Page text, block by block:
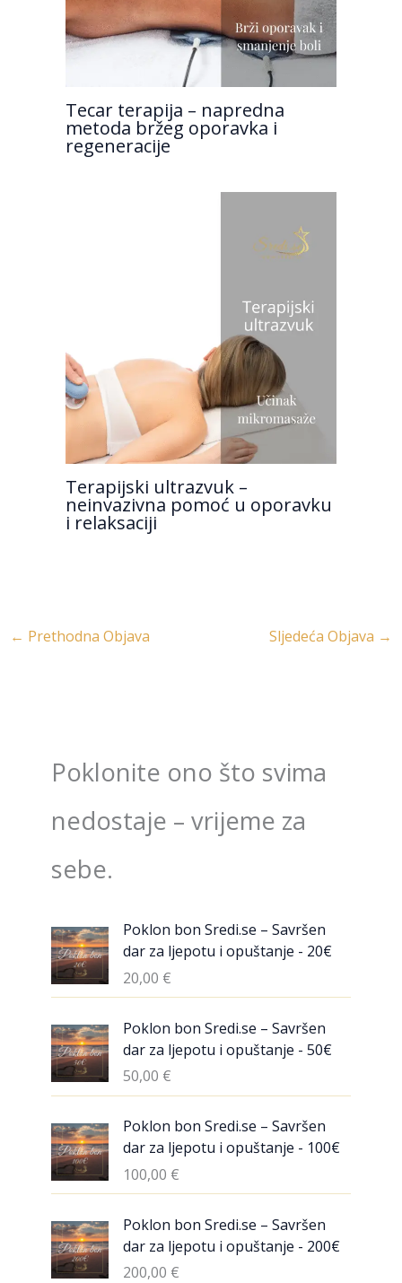
Tecar terapija – napredna
metoda bržeg oporavka i
regeneracije
Terapijski ultrazvuk –
neinvazivna pomoć u oporavku
i relaksaciji
← Prethodna Objava Sljedeća Objava →
Poklonite ono što svima
nedostaje – vrijeme za
sebe.
Poklon bon Sredi.se – Savršen
dar za ljepotu i opuštanje - 20€
20,00 €
Poklon bon Sredi.se – Savršen
dar za ljepotu i opuštanje - 50€
50,00 €
Poklon bon Sredi.se – Savršen
dar za ljepotu i opuštanje - 100€
100,00 €
Poklon bon Sredi.se – Savršen
dar za ljepotu i opuštanje - 200€
200,00 €